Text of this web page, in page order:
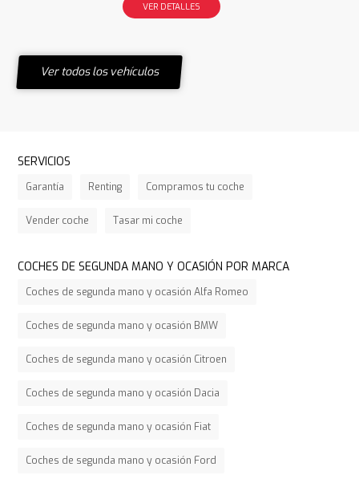
VER DETALLES
Ver todos los vehículos
SERVICIOS
Garantía Renting Compramos tu coche
Vender coche Tasar mi coche
COCHES DE SEGUNDA MANO Y OCASIÓN POR MARCA
Coches de segunda mano y ocasión Alfa Romeo
Coches de segunda mano y ocasión BMW
Coches de segunda mano y ocasión Citroen
Coches de segunda mano y ocasión Dacia
Coches de segunda mano y ocasión Fiat
Coches de segunda mano y ocasión Ford